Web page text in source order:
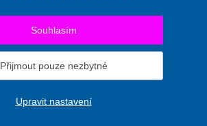
Pro komise a výbory
Souhlasím
Přijmout pouze nezbytné
Upravit nastavení